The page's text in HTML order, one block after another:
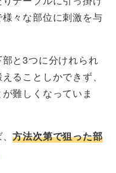
々な部位に刺激を与
と3つに分けれられ
ることしかできず、
難しくなっていま
、方法次第で狙った部